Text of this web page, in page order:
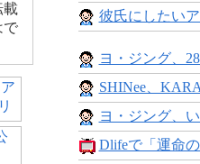
載
で
彼氏にしたい
ヨ・ジング、
SHINee、
ヨ・ジング、
Dlifeで「運命